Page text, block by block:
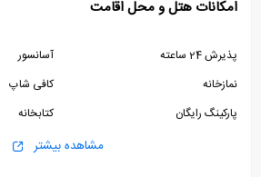
امکانات هتل و محل اقامت
پذیرش 24 ساعته
آسانسور
نمازخانه
کافی شاپ
پارکینگ رایگان
کتابخانه
مشاهده بیشتر